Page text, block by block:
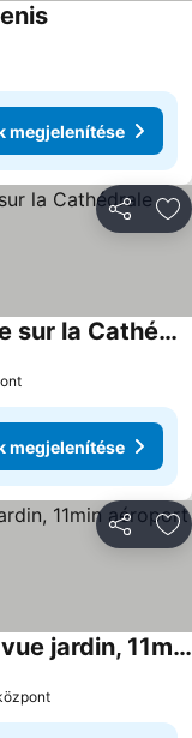
Árak
megjelenítése
Pépite au centre ville avec vue sur la Cathédrale
megjelenítése
T1 - Le paille en queue - neuf, vue jardin, 11min aéroport